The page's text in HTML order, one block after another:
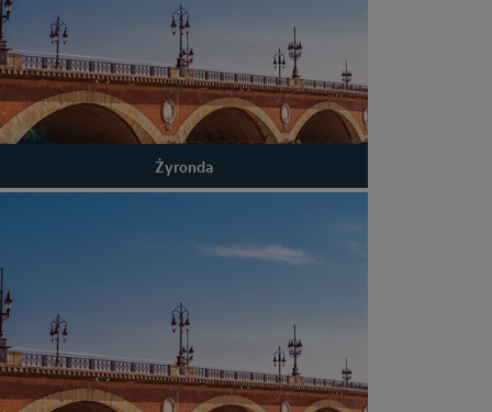
Żyronda